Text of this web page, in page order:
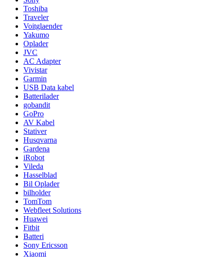
Toshiba
Traveler
Voitglaender
Yakumo
Oplader
JVC
AC Adapter
Vivistar
Garmin
USB Data kabel
Batterilader
gobandit
GoPro
AV Kabel
Stativer
Husqvarna
Gardena
iRobot
Vileda
Hasselblad
Bil Oplader
bilholder
TomTom
Webfleet Solutions
Huawei
Fitbit
Batteri
Sony Ericsson
Xiaomi